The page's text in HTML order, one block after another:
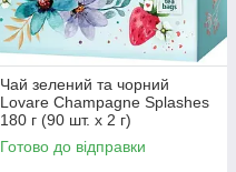
Чай зелений та чорний
Lovare Champagne Splashes
180 г (90 шт. х 2 г)
Готово до відправки